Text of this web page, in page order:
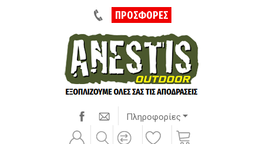
ΠΡΟΣΦΟΡΕΣ
Πληροφορίες